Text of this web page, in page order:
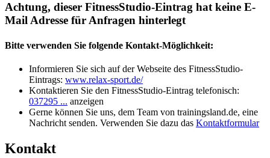
Achtung, dieser FitnessStudio-Eintrag hat keine E-
Mail Adresse für Anfragen hinterlegt
Bitte verwenden Sie folgende Kontakt-Möglichkeit:
Informieren Sie sich auf der Webseite des FitnessStudio-
Eintrags: www.relax-sport.de/
Kontaktieren Sie den FitnessStudio-Eintrag telefonisch:
037295 ... anzeigen
Gerne können Sie uns, dem Team von trainingsland.de, eine
Nachricht senden. Verwenden Sie dazu das Kontaktformular
Kontakt